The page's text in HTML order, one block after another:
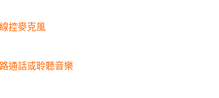
控麥克風
通話或聆聽音樂